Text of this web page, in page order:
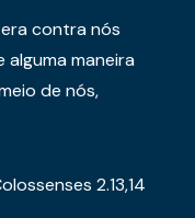
contra nós
alguma maneira
de nós,
2.13,14